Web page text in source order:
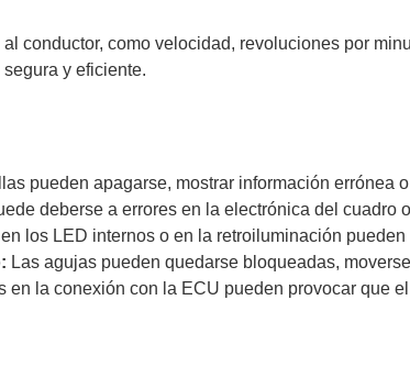
conductor, como velocidad, revoluciones por
y eficiente.
pueden apagarse, mostrar información errónea
deberse a errores en la electrónica del cuadro
los LED internos o en la retroiluminación
Las agujas pueden quedarse bloqueadas,
en la conexión con la ECU pueden provocar que